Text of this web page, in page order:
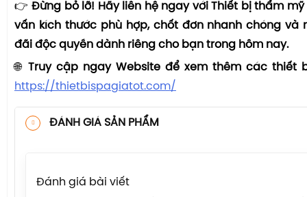
👉Đừng bỏ lỡ! Hãy liên hệ ngay với Thiết bị thẩm mỹ
vấn kích thước phù hợp, chốt đơn nhanh chóng và
đãi độc quyền dành riêng cho bạn trong hôm nay.
🌐 Truy cập ngay Website để xem thêm các thiết
https://thietbispagiatot.com/
ĐÁNH GIÁ SẢN PHẨM
Đánh giá bài viết